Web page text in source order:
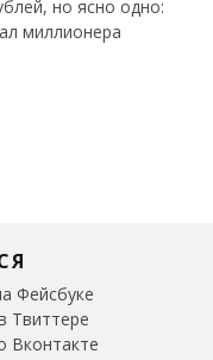
но ясно одно:
миллионера